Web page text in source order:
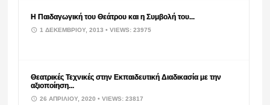
Η Παιδαγωγική του Θεάτρου και η Συμβολή του...
1 ΔΕΚΕΜΒΡΊΟΥ, 2013• VIEWS: 23975
Θεατρικές Τεχνικές στην Εκπαιδευτική Διαδικασία με την
αξιοποίηση...
26 ΑΠΡΙΛΊΟΥ, 2020• VIEWS: 23817